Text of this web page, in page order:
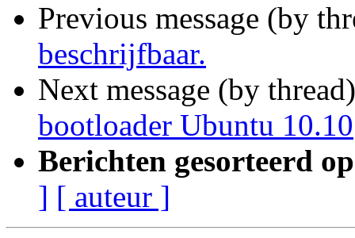
Previous message (by
beschrijfbaar.
Next message (by
bootloader Ubuntu 10.10
Berichten gesorteerd
] [ auteur ]